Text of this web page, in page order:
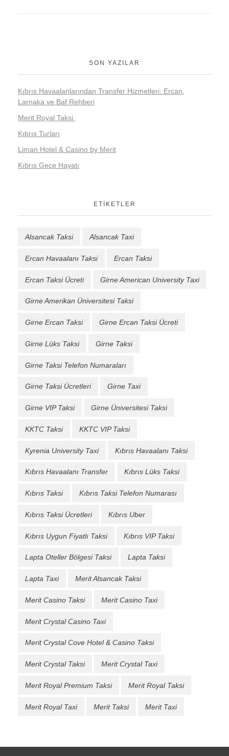
SON YAZILAR
Kıbrıs Havaalanlarından Transfer Hizmetleri: Ercan,
Larnaka ve Baf Rehberi
Merit Royal Taksi
Kıbrıs Turları
Liman Hotel & Casino by Merit
Kıbrıs Gece Hayatı
ETIKETLER
Alsancak Taksi Alsancak Taxi
Ercan Havaalanı Taksi Ercan Taksi
Ercan Taksi Ücreti Girne American University Taxi
Girne Amerikan Üniversitesi Taksi
Girne Ercan Taksi Girne Ercan Taksi Ücreti
Girne Lüks Taksi Girne Taksi
Girne Taksi Telefon Numaraları
Girne Taksi Ücretleri Girne Taxi
Girne VIP Taksi Girne Üniversitesi Taksi
KKTC Taksi KKTC VIP Taksi
Kyrenia University Taxi Kıbrıs Havaalanı Taksi
Kıbrıs Havaalanı Transfer Kıbrıs Lüks Taksi
Kıbrıs Taksi Kıbrıs Taksi Telefon Numarası
Kıbrıs Taksi Ücretleri Kıbrıs Uber
Kıbrıs Uygun Fiyatlı Taksi Kıbrıs VIP Taksi
Lapta Oteller Bölgesi Taksi Lapta Taksi
Lapta Taxi Merit Alsancak Taksi
Merit Casino Taksi Merit Casino Taxi
Merit Crystal Casino Taxi
Merit Crystal Cove Hotel & Casino Taksi
Merit Crystal Taksi Merit Crystal Taxi
Merit Royal Premium Taksi Merit Royal Taksi
Merit Royal Taxi Merit Taksi Merit Taxi